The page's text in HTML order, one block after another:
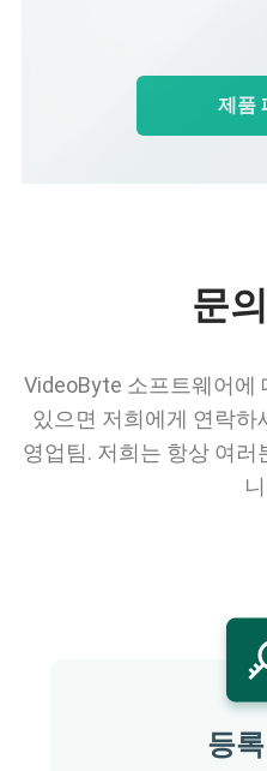
제품
문
VideoByte 소프트웨어에
있으면 저희에게 연락하
영업팀. 저희는 항상 여
등